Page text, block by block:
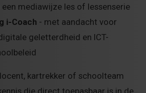
mediawijze les of lessenserie
i-Coach - met aandacht voor
geletterdheid en ICT-
kartrekker of schoolteam
die direct toepasbaar is in de